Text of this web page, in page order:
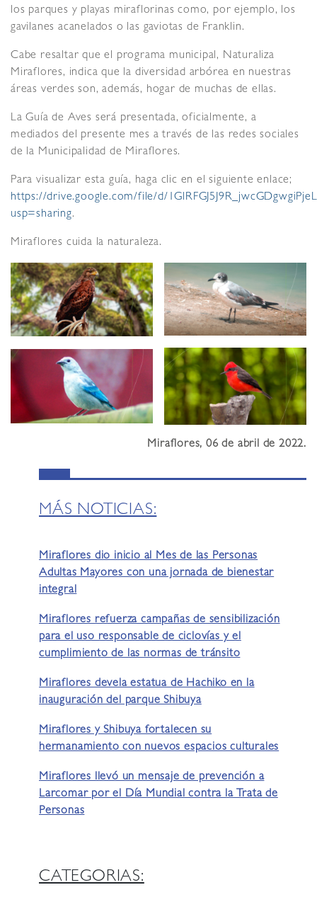
los parques y playas miraflorinas como, por ejemplo, los
gavilanes acanelados o las gaviotas de Franklin.
Cabe resaltar que el programa municipal, Naturaliza
Miraflores, indica que la diversidad arbórea en nuestras
áreas verdes son, además, hogar de muchas de ellas.
La Guía de Aves será presentada, oficialmente, a
mediados del presente mes a través de las redes sociales
de la Municipalidad de Miraflores.
Para visualizar esta guía, haga clic en el siguiente enlace;
https://drive.google.com/file/d/
usp=sharing.
Miraflores cuida la naturaleza.
Miraflores, 06 de abril de 2022.
MÁS NOTICIAS:
Miraflores dio inicio al Mes de las Personas
Adultas Mayores con una jornada de bienestar
integral
Miraflores refuerza campañas de sensibilización
para el uso responsable de ciclovías y el
cumplimiento de las normas de tránsito
Miraflores devela estatua de Hachiko en la
inauguración del parque Shibuya
Miraflores y Shibuya fortalecen su
hermanamiento con nuevos espacios culturales
Miraflores llevó un mensaje de prevención a
Larcomar por el Día Mundial contra la Trata de
Personas
CATEGORIAS: